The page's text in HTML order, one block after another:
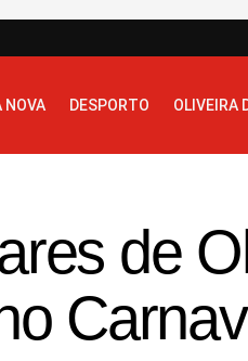
NOVA DESPORTO OLIVEIRA
de